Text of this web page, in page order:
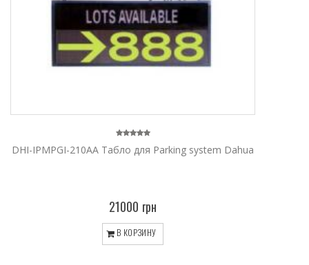
DHI-IPMPGI-210AA Tабло для Parking system Dahua
21000 грн
В КОРЗИНУ